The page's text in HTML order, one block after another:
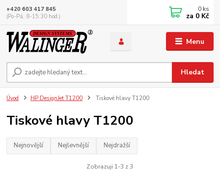
Menu
Hledat
+420 603 417 845
(Po-Pá, 8-15:30 hod.)
0 ks
za 0 Kč
Úvod HP DesignJet T1200 Tiskové hlavy T1200
Tiskové hlavy T1200
Nejnovější Nejlevnější Nejdražší
Zobrazuji 1-3 z 3